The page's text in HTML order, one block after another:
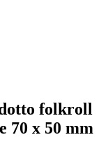
folkroll
70 x 50 mm